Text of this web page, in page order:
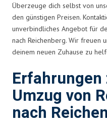
Überzeuge dich selbst von
den günstigen Preisen.
unverbindliches Angebot für
nach Reichenberg. Wir freuen
deinem neuen Zuhause zu
Erfahrungen
Umzug von
nach